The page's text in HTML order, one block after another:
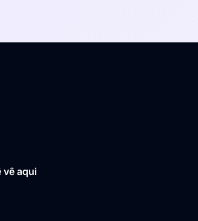
vê aqui